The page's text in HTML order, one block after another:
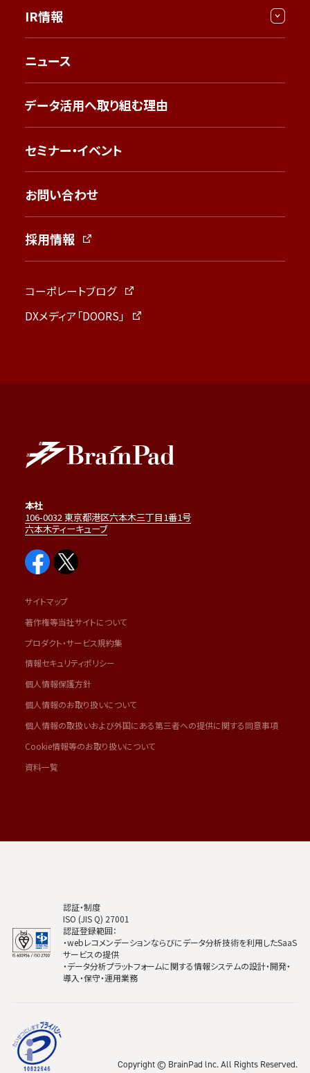
IR情報
ニュース
データ活用へ取り組む理由
セミナー・イベント
お問い合わせ
採用情報
コーポレートブログ
DXメディア「DOORS」
本社
106-0032 東京都港区六本木三丁目1番1号
六本木ティーキューブ
サイトマップ
著作権等当社サイトについて
プロダクト・サービス規約集
情報セキュリティポリシー
個人情報保護方針
個人情報のお取り扱いについて
個人情報の取扱いおよび外国にある第三者への提供に関する同意事項
Cookie情報等のお取り扱いについて
資料一覧
認証・制度
ISO (JIS Q) 27001
認証登録範囲：
・webレコメンデーションならびにデータ分析技術を利用したSaaS
サービスの提供
・データ分析プラットフォームに関する情報システムの設計・開発・
導入・保守・運用業務
Copyright © BrainPad lnc. All Rights Reserved.